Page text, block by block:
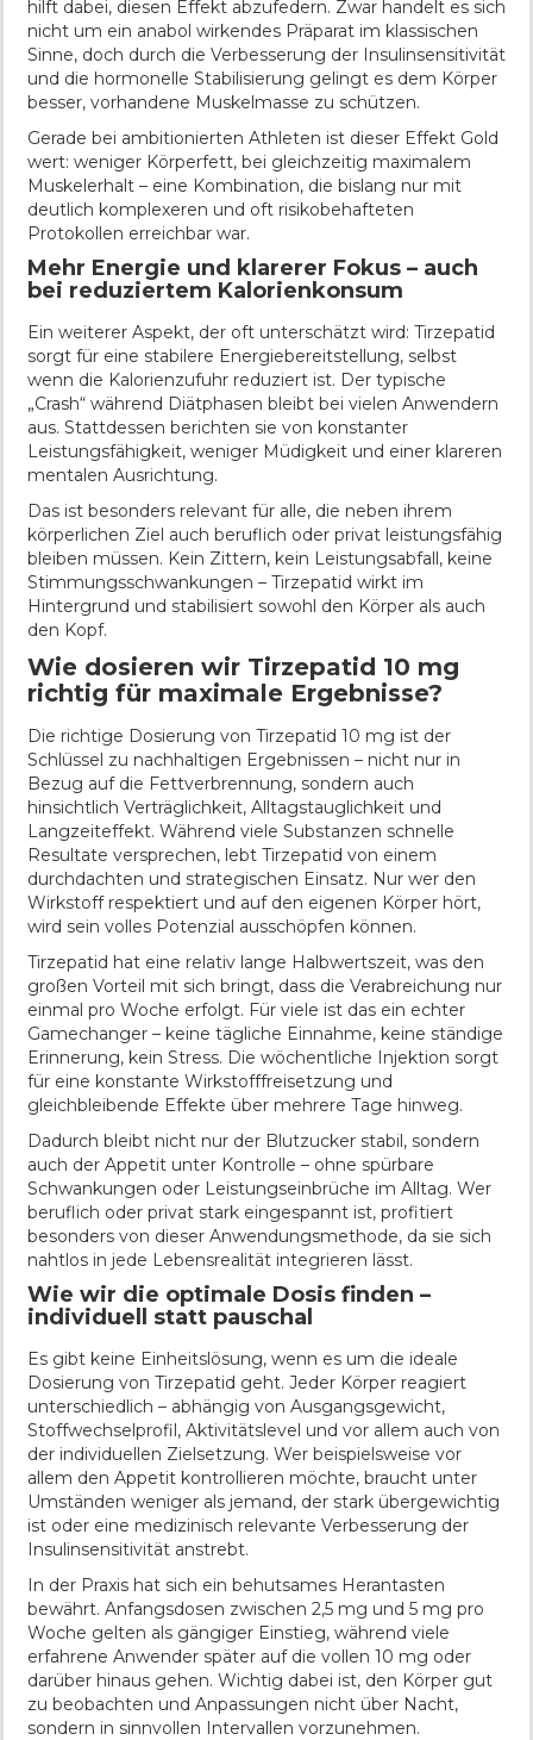
hilft dabei, diesen Effekt abzufedern. Zwar handelt es sich
nicht um ein anabol wirkendes Präparat im klassischen
Sinne, doch durch die Verbesserung der Insulinsensitivität
und die hormonelle Stabilisierung gelingt es dem Körper
besser, vorhandene Muskelmasse zu schützen.
Gerade bei ambitionierten Athleten ist dieser Effekt Gold
wert: weniger Körperfett, bei gleichzeitig maximalem
Muskelerhalt – eine Kombination, die bislang nur mit
deutlich komplexeren und oft risikobehafteten
Protokollen erreichbar war.
Mehr Energie und klarerer Fokus – auch
bei reduziertem Kalorienkonsum
Ein weiterer Aspekt, der oft unterschätzt wird: Tirzepatid
sorgt für eine stabilere Energiebereitstellung, selbst
wenn die Kalorienzufuhr reduziert ist. Der typische
„Crash“ während Diätphasen bleibt bei vielen Anwendern
aus. Stattdessen berichten sie von konstanter
Leistungsfähigkeit, weniger Müdigkeit und einer klareren
mentalen Ausrichtung.
Das ist besonders relevant für alle, die neben ihrem
körperlichen Ziel auch beruflich oder privat leistungsfähig
bleiben müssen. Kein Zittern, kein Leistungsabfall, keine
Stimmungsschwankungen – Tirzepatid wirkt im
Hintergrund und stabilisiert sowohl den Körper als auch
den Kopf.
Wie dosieren wir Tirzepatid 10 mg
richtig für maximale Ergebnisse?
Die richtige Dosierung von Tirzepatid 10 mg ist der
Schlüssel zu nachhaltigen Ergebnissen – nicht nur in
Bezug auf die Fettverbrennung, sondern auch
hinsichtlich Verträglichkeit, Alltagstauglichkeit und
Langzeiteffekt. Während viele Substanzen schnelle
Resultate versprechen, lebt Tirzepatid von einem
durchdachten und strategischen Einsatz. Nur wer den
Wirkstoff respektiert und auf den eigenen Körper hört,
wird sein volles Potenzial ausschöpfen können.
Tirzepatid hat eine relativ lange Halbwertszeit, was den
großen Vorteil mit sich bringt, dass die Verabreichung nur
einmal pro Woche erfolgt. Für viele ist das ein echter
Gamechanger – keine tägliche Einnahme, keine ständige
Erinnerung, kein Stress. Die wöchentliche Injektion sorgt
für eine konstante Wirkstofffreisetzung und
gleichbleibende Effekte über mehrere Tage hinweg.
Dadurch bleibt nicht nur der Blutzucker stabil, sondern
auch der Appetit unter Kontrolle – ohne spürbare
Schwankungen oder Leistungseinbrüche im Alltag. Wer
beruflich oder privat stark eingespannt ist, profitiert
besonders von dieser Anwendungsmethode, da sie sich
nahtlos in jede Lebensrealität integrieren lässt.
Wie wir die optimale Dosis finden –
individuell statt pauschal
Es gibt keine Einheitslösung, wenn es um die ideale
Dosierung von Tirzepatid geht. Jeder Körper reagiert
unterschiedlich – abhängig von Ausgangsgewicht,
Stoffwechselprofil, Aktivitätslevel und vor allem auch von
der individuellen Zielsetzung. Wer beispielsweise vor
allem den Appetit kontrollieren möchte, braucht unter
Umständen weniger als jemand, der stark übergewichtig
ist oder eine medizinisch relevante Verbesserung der
Insulinsensitivität anstrebt.
In der Praxis hat sich ein behutsames Herantasten
bewährt. Anfangsdosen zwischen 2,5 mg und 5 mg pro
Woche gelten als gängiger Einstieg, während viele
erfahrene Anwender später auf die vollen 10 mg oder
darüber hinaus gehen. Wichtig dabei ist, den Körper gut
zu beobachten und Anpassungen nicht über Nacht,
sondern in sinnvollen Intervallen vorzunehmen.